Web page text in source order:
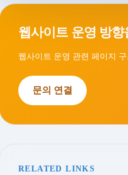
웹사이트 운영 방
웹사이트 운영 관련 페이지
문의 연결
RELATED LINKS